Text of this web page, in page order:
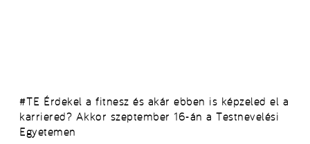
#TE Érdekel a fitnesz és akár ebben is képzeled el a
karriered? Akkor szeptember 16-án a Testnevelési
Egyetemen